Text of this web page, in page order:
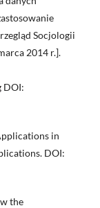
Socjologii
2014 r.].
DOI:
in
DOI:
the